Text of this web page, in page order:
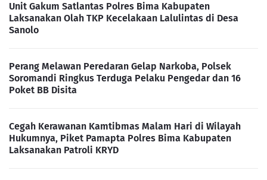
Unit Gakum Satlantas Polres Bima Kabupaten
Laksanakan Olah TKP Kecelakaan Lalulintas di Desa
Sanolo
Perang Melawan Peredaran Gelap Narkoba, Polsek
Soromandi Ringkus Terduga Pelaku Pengedar dan 16
Poket BB Disita
Cegah Kerawanan Kamtibmas Malam Hari di Wilayah
Hukumnya, Piket Pamapta Polres Bima Kabupaten
Laksanakan Patroli KRYD